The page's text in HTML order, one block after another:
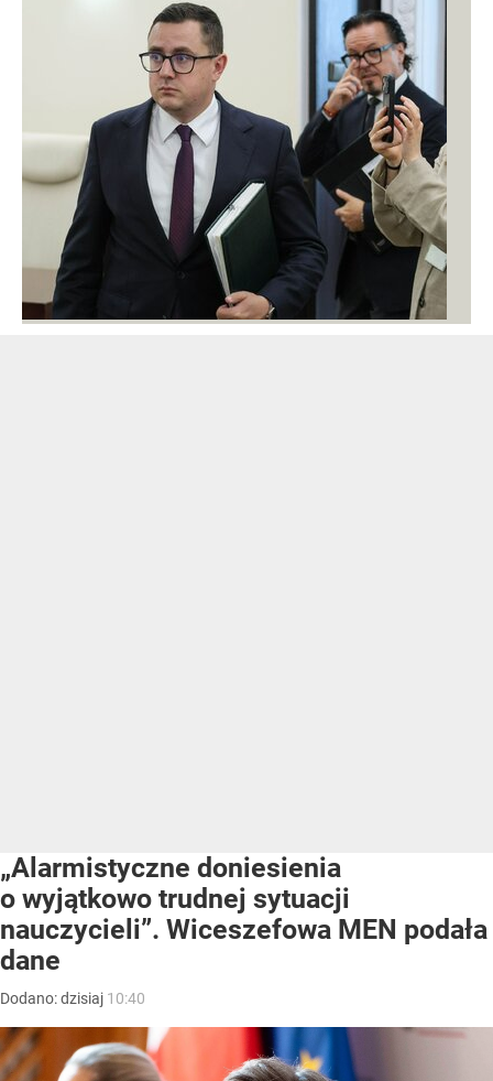
„Alarmistyczne doniesienia
o wyjątkowo trudnej sytuacji
nauczycieli”. Wiceszefowa MEN podała
dane
Dodano:dzisiaj 10:40